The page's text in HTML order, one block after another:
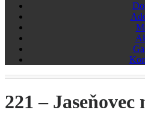
221 –